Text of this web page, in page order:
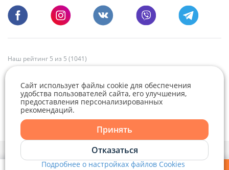
Telegram
Пишите и звоните нам в будние дни с 8:00 до 20:00.
Наш рейтинг 5 из 5 (1041)
Политика конфиденциальности,
Политика обработки файлов cookieиВыбор настроек Cookie
Сайт использует файлы cookie для обеспечения
удобства пользователей сайта, его улучшения,
предоставления персонализированных
рекомендаций.
Принять
Отказаться
Подробнее о настройках файлов Cookies